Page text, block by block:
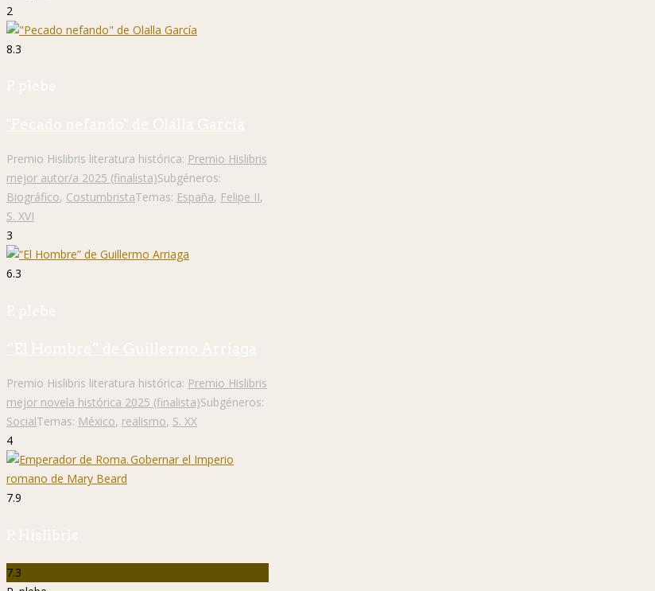
2
8.3
P. plebe
"Pecado nefando" de Olalla García
Premio Hislibris literatura histórica: Premio Hislibris
mejor autor/a 2025 (finalista)Subgéneros:
Biográfico, CostumbristaTemas: España, Felipe II,
S. XVI
3
6.3
P. plebe
“El Hombre” de Guillermo Arriaga
Premio Hislibris literatura histórica: Premio Hislibris
mejor novela histórica 2025 (finalista)Subgéneros:
SocialTemas: México, realismo, S. XX
4
7.9
P. Hislibris
7.3